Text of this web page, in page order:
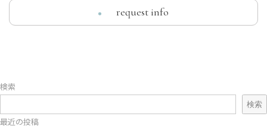
request info
検索
検索
最近の投稿